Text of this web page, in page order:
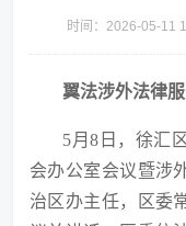
时间：2026-05-11
翼法涉外法律服
5月8日，徐汇
会办公室会议暨涉
治区办主任，区委